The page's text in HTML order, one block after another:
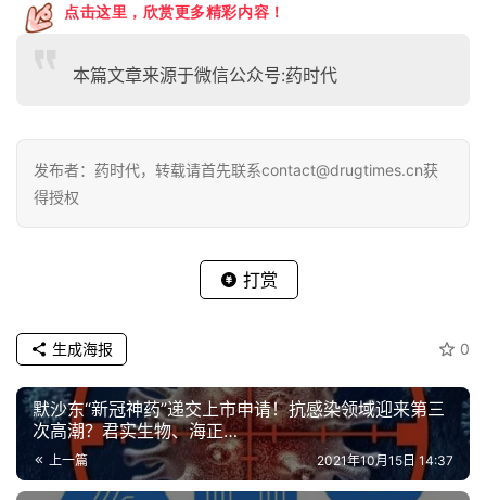
点击这里，欣赏更多精彩内容！
本篇文章来源于微信公众号:药时代
发布者：药时代，转载请首先联系contact@drugtimes.cn获
得授权
打赏
0
生成海报
默沙东“新冠神药”递交上市申请！抗感染领域迎来第三
次高潮？君实生物、海正…
上一篇 2021年10月15日 14:37